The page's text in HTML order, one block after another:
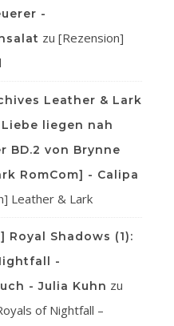
-
zu [Rezension]
Leather & Lark
liegen nah
BD.2 von Brynne
RomCom] - Calipa
Leather & Lark
Royal Shadows (1):
-
- Julia Kuhn zu
of Nightfall –